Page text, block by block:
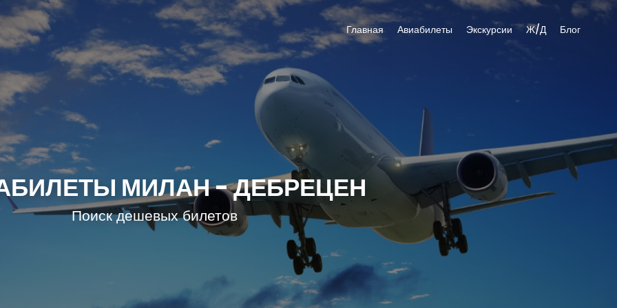
Главная Авиабилеты Экскурсии Ж/Д Блог
МИЛАН - ДЕБРЕЦЕН
Поиск дешевых билетов